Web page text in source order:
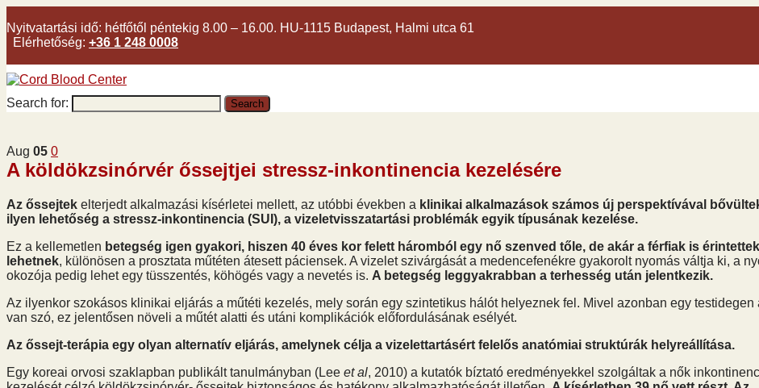
Nyitvatartási idő: hétfőtől péntekig 8.00 – 16.00. HU-1115 Budapest, Halmi utca 61
Elérhetőség: +36 1 248 0008
Search for:
Aug 05 0
A köldökzsinórvér őssejtjei stressz-inkontinencia kezelésére
Az őssejtek elterjedt alkalmazási kísérletei mellett, az utóbbi években a klinikai alkalmazások számos új perspektívával
ilyen lehetőség a stressz-inkontinencia (SUI), a vizeletvisszatartási problémák egyik típusának kezelése.
Ez a kellemetlen betegség igen gyakori, hiszen 40 éves kor felett háromból egy nő szenved tőle, de akár a férfiak is érintettek
lehetnek, különösen a prosztata műtéten átesett páciensek. A vizelet szivárgását a medencefenékre gyakorolt nyomás váltja ki, a
okozója pedig lehet egy tüsszentés, köhögés vagy a nevetés is. A betegség leggyakrabban a terhesség után jelentkezik.
Az ilyenkor szokásos klinikai eljárás a műtéti kezelés, mely során egy szintetikus hálót helyeznek fel. Mivel azonban egy testidegen
van szó, ez jelentősen növeli a műtét alatti és utáni komplikációk előfordulásának esélyét.
Az őssejt-terápia egy olyan alternatív eljárás, amelynek célja a vizelettartásért felelős anatómiai struktúrák helyreállítása.
Egy koreai orvosi szaklapban publikált tanulmányban (Lee et al, 2010) a kutatók bíztató eredményekkel szolgáltak a nők